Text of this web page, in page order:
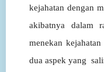
kejahatan dengan
akibatnya dalam
menekan kejahatan
dua aspek yang